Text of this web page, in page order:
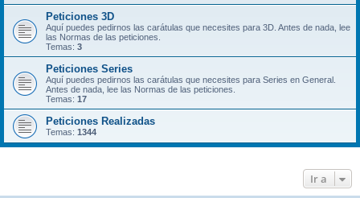
Peticiones 3D
Aquí puedes pedirnos las carátulas que necesites para 3D. Antes de nada, lee
las Normas de las peticiones.
Temas: 3
Peticiones Series
Aquí puedes pedirnos las carátulas que necesites para Series en General.
Antes de nada, lee las Normas de las peticiones.
Temas: 17
Peticiones Realizadas
Temas: 1344
Ir a